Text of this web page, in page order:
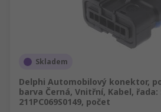
Skladem
Delphi Automobilový konektor,
barva Černá, Vnitřní, Kabel,
211PC069S0149, počet